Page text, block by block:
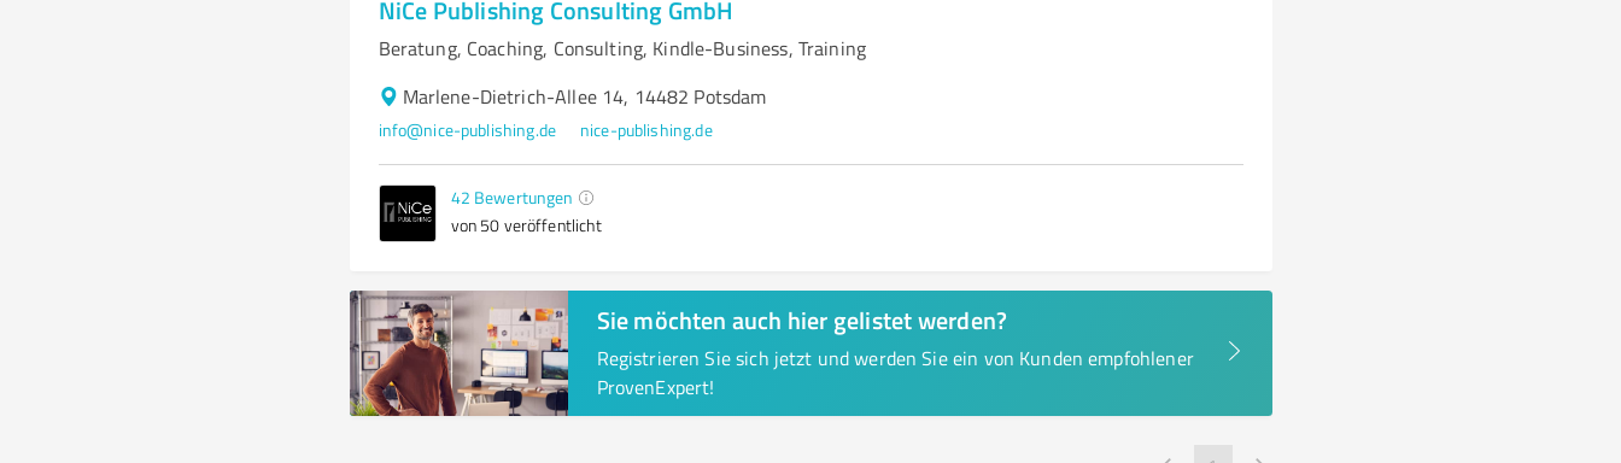
NiCe Publishing Consulting GmbH
Beratung, Coaching, Consulting, Kindle-Business, Training
Marlene-Dietrich-Allee 14, 14482 Potsdam
info@nice-publishing.de nice-publishing.de
42 Bewertungen
von 50 veröffentlicht
Sie möchten auch hier gelistet werden?
Registrieren Sie sich jetzt und werden Sie ein von Kunden empfohlener
ProvenExpert!